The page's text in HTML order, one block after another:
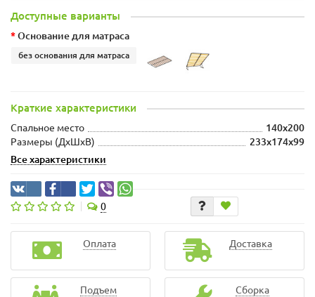
Доступные варианты
Основание для матраса
без основания для матраса
Краткие характеристики
Спальное место
140x200
Размеры (ДхШxВ)
233x174x99
Все характеристики
0
Оплата Доставка
Подъем Сборка